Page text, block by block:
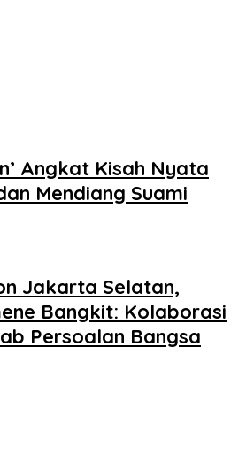
Angkat Kisah Nyata
Mendiang Suami
Jakarta Selatan,
Bangkit: Kolaborasi
Persoalan Bangsa